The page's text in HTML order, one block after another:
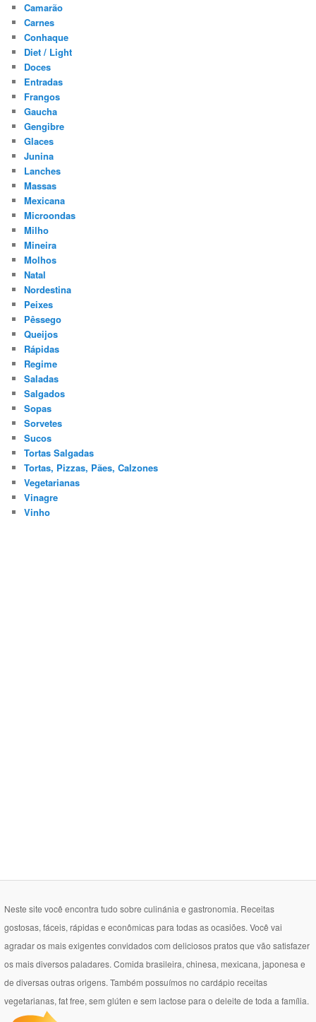
Camarão
Carnes
Conhaque
Diet / Light
Doces
Entradas
Frangos
Gaucha
Gengibre
Glaces
Junina
Lanches
Massas
Mexicana
Microondas
Milho
Mineira
Molhos
Natal
Nordestina
Peixes
Pêssego
Queijos
Rápidas
Regime
Saladas
Salgados
Sopas
Sorvetes
Sucos
Tortas Salgadas
Tortas, Pizzas, Pães, Calzones
Vegetarianas
Vinagre
Vinho
Neste site você encontra tudo sobre culinánia e gastronomia. Receitas
gostosas, fáceis, rápidas e econômicas para todas as ocasiões. Você vai
agradar os mais exigentes convidados com deliciosos pratos que vão satisfazer
os mais diversos paladares. Comida brasileira, chinesa, mexicana, japonesa e
de diversas outras origens. Também possuímos no cardápio receitas
vegetarianas, fat free, sem glúten e sem lactose para o deleite de toda a família.